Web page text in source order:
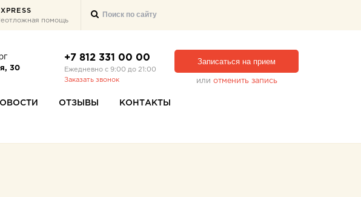
помощь
30
+7 812 331 00 00
Ежедневно с 9:00 до 21:00
Заказать звонок
Записаться на прием
или отменить запись
ОТЗЫВЫ КОНТАКТЫ